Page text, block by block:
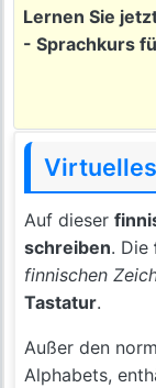
Lernen Sie
- Sprachkurs
Auf dieser
schreiben. Die
finnischen
Tastatur.
Außer den
Alphabets,